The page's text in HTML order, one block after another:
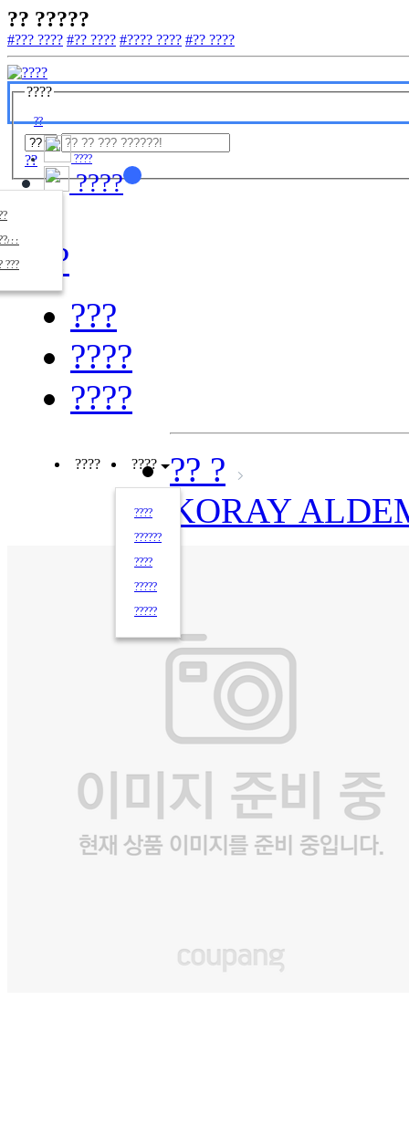
?? ?????
#??? ???? #?? ???? #???? ???? #?? ????
????
??
?? ????
??
???
????
????
???
????
????
???? ????
????
??????
????
?????
?????
?? ?
KORAY